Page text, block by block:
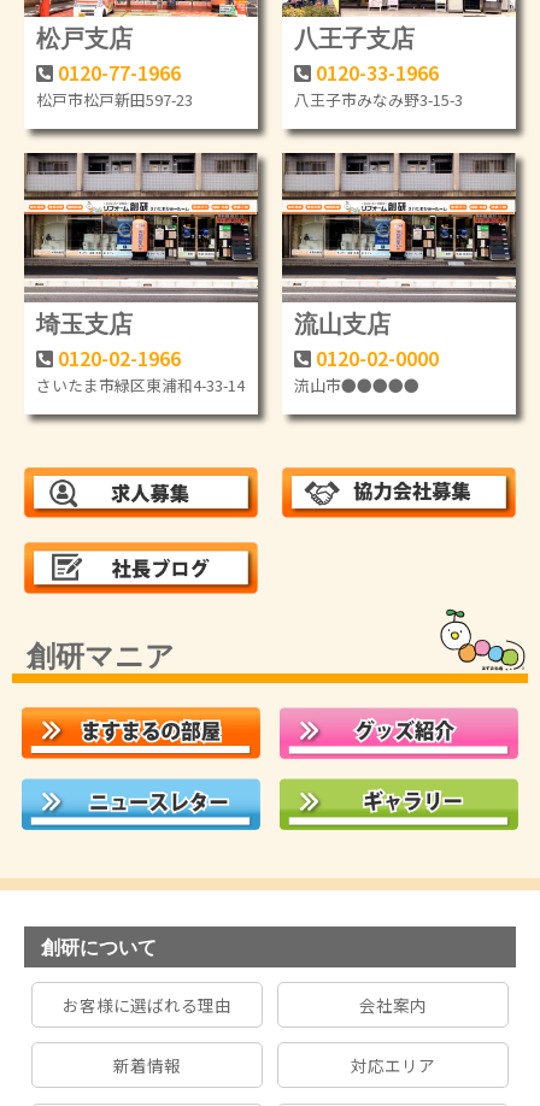
松戸支店
0120-77-1966
松戸市松戸新田597-23
八王子支店
0120-33-1966
八王子市みなみ野3-15-3
埼玉支店
0120-02-1966
さいたま市緑区東浦和4-33-14
流山支店
0120-02-0000
流山市●●●●●
創研マニア
創研について
お客様に選ばれる理由 会社案内
新着情報 対応エリア